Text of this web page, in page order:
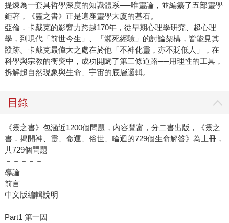
提煉為一套具哲學深度的知識體系──唯靈論，並編纂了五部靈學
鉅著，《靈之書》正是這座靈學大廈的基石。
亞倫．卡戴克的影響力跨越170年，從早期心理學研究、超心理
學，到現代「前世今生」、「瀕死經驗」的討論架構，皆能見其
蹤跡。卡戴克最偉大之處在於他「不神化靈，亦不貶低人」，在
科學與宗教的衝突中，成功開闢了第三條道路──用理性的工具，
拆解超自然現象與生命、宇宙的底層邏輯。
目錄
《靈之書》包涵近1200個問題，內容豐富，分二書出版，《靈之
書．揭開神、靈、命運、俗世、輪迴的729個生命解答》為上冊，
共729個問題
－－－－－
導論
前言
中文版編輯說明
Part1 第一因